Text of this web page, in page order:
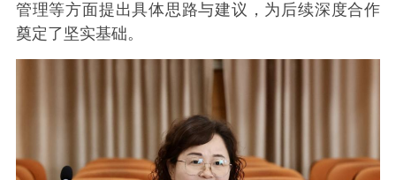
管理等方面提出具体思路与建议，为后续深度合作
奠定了坚实基础。